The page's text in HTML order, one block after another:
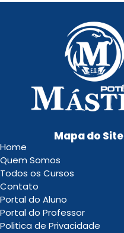
Mapa do Site
Home
Quem Somos
Todos os Cursos
Contato
Portal do Aluno
Portal do Professor
Politica de Privacidade